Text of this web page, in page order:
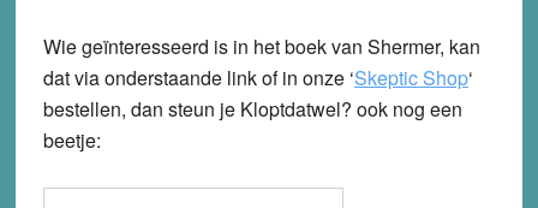
Wie geïnteresseerd is in het boek van Shermer, kan
dat via onderstaande link of in onze ‘Skeptic Shop‘
bestellen, dan steun je Kloptdatwel? ook nog een
beetje: